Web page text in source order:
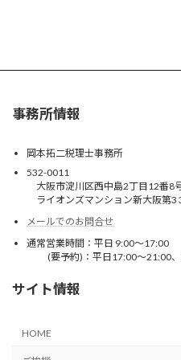
事務所情報
岡本拓二税理士事務所
532-0011
大阪市淀川区西中島2丁目12番8
ライオンズマンション新大阪第3
メールでのお問合せ
通常営業時間：平日 9:00～17:00
(要予約)：平日17:00～21:00、
サイト情報
HOME